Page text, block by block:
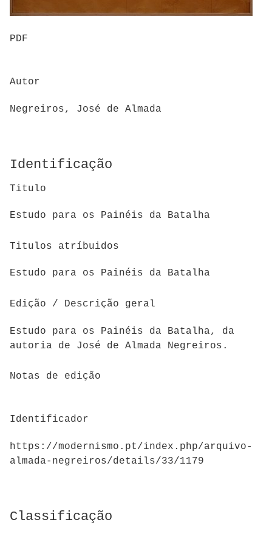
PDF
Autor
Negreiros, José de Almada
Identificação
Titulo
Estudo para os Painéis da Batalha
Titulos atríbuidos
Estudo para os Painéis da Batalha
Edição / Descrição geral
Estudo para os Painéis da Batalha, da
autoria de José de Almada Negreiros.
Notas de edição
Identificador
https://modernismo.pt/index.php/arquivo-
almada-negreiros/details/33/1179
Classificação